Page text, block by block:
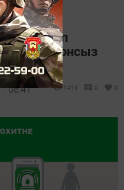
мәктәп
законсыз
08:41 1416 0 0